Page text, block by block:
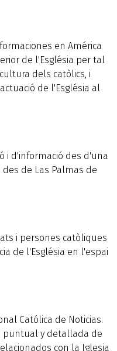
en América
de l'Església per tal
dels catòlics, i
de l'Església al
i d'informació des d'una
de Las Palmas de
i persones catòliques
de l'Església en l'espai
Católica de Noticias.
puntual y detallada de
con la Iglesia